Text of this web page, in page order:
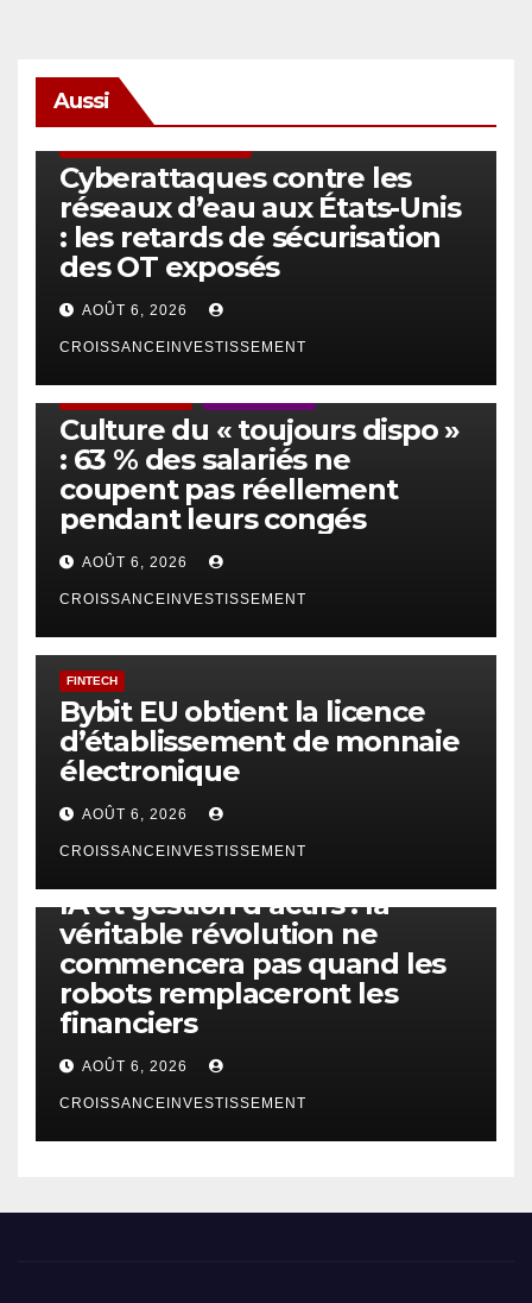
Aussi
Cyberattaques contre les
réseaux d’eau aux États-Unis
: les retards de sécurisation
des OT exposés
AOÛT 6, 2026
CROISSANCEINVESTISSEMENT
Culture du « toujours dispo »
: 63 % des salariés ne
coupent pas réellement
pendant leurs congés
AOÛT 6, 2026
CROISSANCEINVESTISSEMENT
FINTECH
Bybit EU obtient la licence
d’établissement de monnaie
électronique
AOÛT 6, 2026
CROISSANCEINVESTISSEMENT
IA et gestion d’actifs : la
véritable révolution ne
commencera pas quand les
robots remplaceront les
financiers
AOÛT 6, 2026
CROISSANCEINVESTISSEMENT